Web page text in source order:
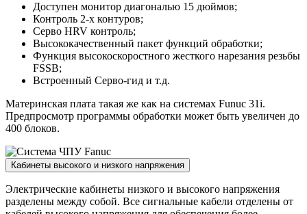
Доступен монитор диагональю 15 дюймов;
Контроль 2-х контуров;
Серво HRV контроль;
Высококачественный пакет функций обработки;
Функция высокоскоростного жесткого нарезания резьбы
FSSB;
Встроенный Серво-гид и т.д.
Материнская плата такая же как на системах Funuc 31i.
Предпросмотр программы обработки может быть увеличен до
400 блоков.
Кабинеты высокого и низкого напряжения
Электрические кабинеты низкого и высокого напряжения
разделены между собой. Все сигнальные кабели отделены от